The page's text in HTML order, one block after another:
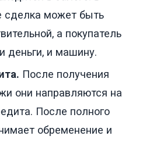
сделка может быть
а покупатель
деньги, и машину.
После получения
они направляются на
После полного
обременение и